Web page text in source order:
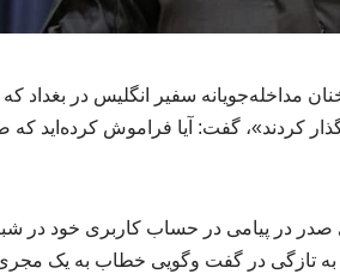
مداخله‌جویانه سفیر انگلیس در بغداد
کردند»، گفت: آیا فراموش کرده‌اید که
صدر در پیامی در حساب کاربری خود در
تازگی در گفت‌ وگویی خطاب به یک